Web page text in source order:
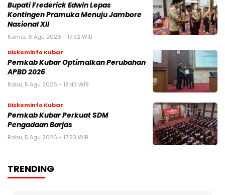
Bupati Frederick Edwin Lepas
Kontingen Pramuka Menuju Jambore
Nasional XII
Kamis, 6 Agu 2026 - 17:52 WIB
Diskominfo Kubar
Pemkab Kubar Optimalkan Perubahan
APBD 2026
Rabu, 5 Agu 2026 - 18:43 WIB
Diskominfo Kubar
Pemkab Kubar Perkuat SDM
Pengadaan Barjas
Rabu, 5 Agu 2026 - 17:23 WIB
TRENDING